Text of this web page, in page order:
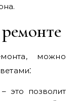
можно
– это позволит